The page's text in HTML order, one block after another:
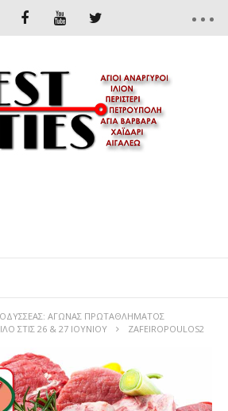
ΑΓΩΝΑΣ ΠΡΩΤΑΘΛΗΜΑΤΟΣ
ΣΤΙΣ 26 & 27 ΙΟΥΝΙΟΥ
ZAFEIROPOULOS2